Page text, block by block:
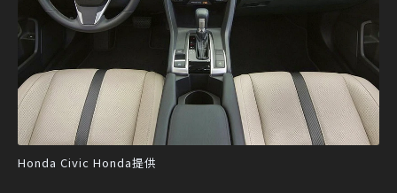
Honda Civic Honda提供